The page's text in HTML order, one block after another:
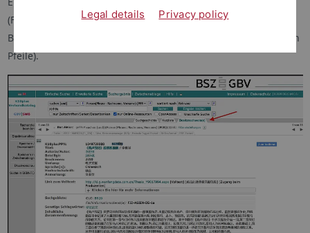
(FID Asien) vorhanden sind, führt der Link des
Besitznachweises direkt zum Buch bzw. Artikel (siehe die roten
Pfeile).
Legal details Privacy policy